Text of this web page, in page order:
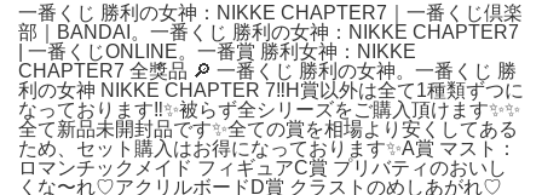
一番くじ 勝利の女神：NIKKE CHAPTER7｜一番くじ倶楽
部｜BANDAI。一番くじ 勝利の女神：NIKKE CHAPTER7
| 一番くじONLINE。一番賞 勝利女神：NIKKE
CHAPTER7 全獎品 🔎 一番くじ 勝利の女神。一番くじ 勝
利の女神 NIKKE CHAPTER 7‼️H賞以外は全て1種類ずつに
なっております‼️✨️被らず全シリーズをご購入頂けます✨️✨️
全て新品未開封品です✨️全ての賞を相場より安くしてある
ため、セット購入はお得になっております✨️A賞 マスト：
ロマンチックメイド フィギュアC賞 プリバティのおいし
くな〜れ♡アクリルボードD賞 クラストのめしあがれ♡